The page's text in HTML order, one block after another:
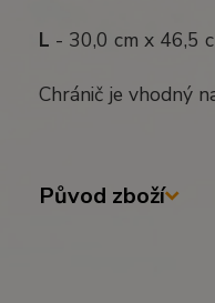
L - 30,0 cm x 46,5
Chránič je vhodný
Původ zboží